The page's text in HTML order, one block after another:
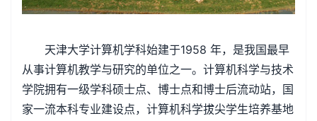
天津大学计算机学科始建于1958 年，是我国最早
从事计算机教学与研究的单位之一。计算机科学与技术
学院拥有一级学科硕士点、博士点和博士后流动站，国
家一流本科专业建设点，计算机科学拔尖学生培养基地